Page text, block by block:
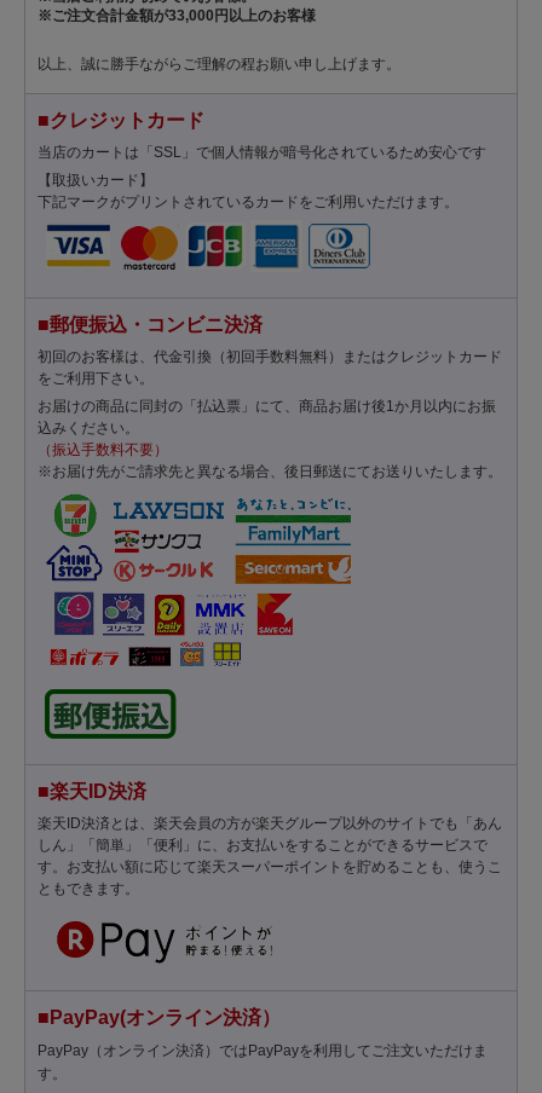
※ご注文合計金額が33,000円以上のお客様
以上、誠に勝手ながらご理解の程お願い申し上げます。
■クレジットカード
当店のカートは「SSL」で個人情報が暗号化されているため安心です
【取扱いカード】
下記マークがプリントされているカードをご利用いただけます。
■郵便振込・コンビニ決済
初回のお客様は、代金引換（初回手数料無料）またはクレジットカード
をご利用下さい。
お届けの商品に同封の「払込票」にて、商品お届け後1か月以内にお振
込みください。
（振込手数料不要）
※お届け先がご請求先と異なる場合、後日郵送にてお送りいたします。
■楽天ID決済
楽天ID決済とは、楽天会員の方が楽天グループ以外のサイトでも「あん
しん」「簡単」「便利」に、お支払いをすることができるサービスで
す。お支払い額に応じて楽天スーパーポイントを貯めることも、使うこ
ともできます。
■PayPay(オンライン決済）
PayPay（オンライン決済）ではPayPayを利用してご注文いただけま
す。